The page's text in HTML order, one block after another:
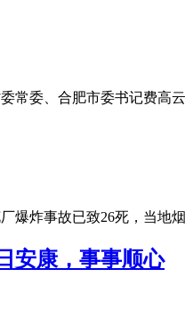
常委、合肥市委书记费高
爆炸事故已致26死，当地
安康，事事顺心